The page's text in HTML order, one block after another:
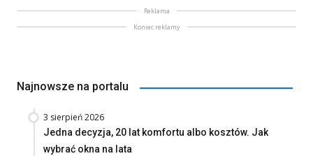
Reklama
Koniec reklamy
Najnowsze na portalu
3 sierpień 2026
Jedna decyzja, 20 lat komfortu albo kosztów. Jak
wybrać okna na lata